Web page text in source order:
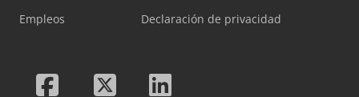
Empleos Declaración de privacidad